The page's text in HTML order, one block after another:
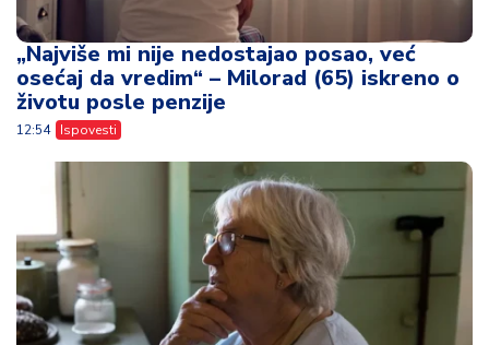
Ceo život je živela za svoju decu, a oni su
pravu istinu shvatili tek kada je više nije
bilo
11:37 Ispovesti